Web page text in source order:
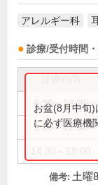
アレルギー科
診療/受付時間
8:30～13:00
9:00～12:30
お盆(8月中旬
に必ず医療機
備考: 土曜